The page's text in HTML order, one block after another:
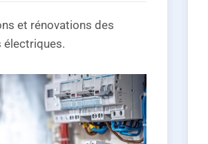
et rénovations des
électriques.